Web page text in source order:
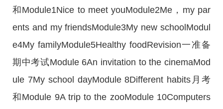
和Module1Nice to meet youModule2Me，my par
ents and my friendsModule3My new schoolModul
e4My familyModule5Healthy foodRevision一准备
期中考试Module 6An invitation to the cinemaMod
ule 7My school dayModule 8Different habits月考
和Module 9A trip to the zooModule 10Computers